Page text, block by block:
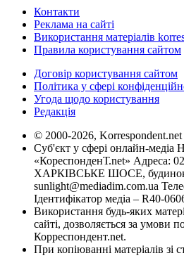
Контакти
Реклама на сайті
Використання матеріалів
Правила користування сайтом
Договір користування сайтом
Політика у сфері
Угода щодо користування
Редакція
© 2000-2026, Korrespondent.net
Суб'єкт у сфері онлайн-медіа
«КореспонденТ.net» Адреса:
ХАРКІВСЬКЕ ШОСЕ, будинок
sunlight@mediadim.com.ua
Ідентифікатор медіа – R40-
Використання будь-яких
сайті, дозволяється за умови
Корреспондент.net.
При копіюванні матеріалів зі